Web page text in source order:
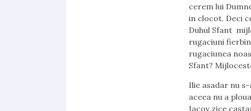
cerem lui
in clocot. Deci
Duhul Sfant
rugaciuni
rugaciunea
Sfant?
Ilie asadar nu s-a rugat asa simplu, dar s-a rugat fierbinte sa nu ploua, de aceea nu a plouat, nu pentru ca era Ilie proroc si asa simplu a zis-o. Aici Iacov zice castaruitor s-a rugat Ilie si nu a plouat 3 ani si 6 luni, si dupa aceia iarasi s-a rugat si cerul a dat ploaie. Si cum s-a rugat din nou Ilie si cerul a dat ploaie? Din nou fiewrbinte, la fel, si cerul a dat ploaie si pamantul si-a dat rodul. Ce credeti ca Ilie a mers sa porunceasca ploii ca in Numele lui Hristos sa vina si deodata a plouat? Primul lucru pe care Dumnezeu l a facut ca sa f aca rugaciunea lui Ilie sa fie fierbinte este ca Dumnezeu a vorbit lui Ilie. Daca Dumnezeu nu iti vorbeste, si daca nu punem Cuvantul Domnului in inima noastra, rugaciunea noastra o sa fie o rugaciune slaba, o rugaciune de rutina, ne rugam ca sa ne rugam. Ilie nu a luat singur decizia ca sa se roage pentru ceva singur, Biblia zice ca in anul al treile Cuvantul Domnului a venit la Ilie, Dumnezeu i-a vorbit si i-a spus: Du-te la Ahab si arata-te si arata-te inaintea lui ca sa dau ploaie pe fata pamantului. Dumnezeu i-a dat astfel instiintarea Lui zicand ca tinta Lui era sa dea ploaie pe fata pamantului. Dumnezeu vrea sa dea binecuvantare. Ce vrea Dumnezeu? Roade. Dar nu pot sa vina roade daca nu ploua, si nu poate sa ploua daca nu seroaga Ilie fierbinte. Asadar toate incep cu rugaciunile fierbinti. Si cum se va ruga Ilie fierbinte? Doar numai dupa ce va sta in fata lui Dumnezeu, si Dumnezeu sa ii dea Cuvant, mesaj. Toate incep de la Dumnezeu cind omul hotaraste sa se aproprie cu adevarat de Dumnezeu. Si bineinteles, Iacov a zis despre ploaie, daracum nu ca ar trebui sa ne rugam pentru ploaie acolo unde nu ploua, in anumite tari, dar ploaia despre care vorbeste Iacov ne da de inteles ca este vorba despre o ploaie duhovniceasca, de o binecuvantare din cer, de o ploaie atat de tare care va aduce atata roade pe care nimeni nu le-a luat in calcul, nimeni nu le-a asteptat. De multe ori vestim ploaia, zicand ca Dumnezeu va da ploaie, insa niciodata nu o sa ploua asa. Si ce trebuie sa facem atunci? Rugaciuni fierbinti, doar dupa ce